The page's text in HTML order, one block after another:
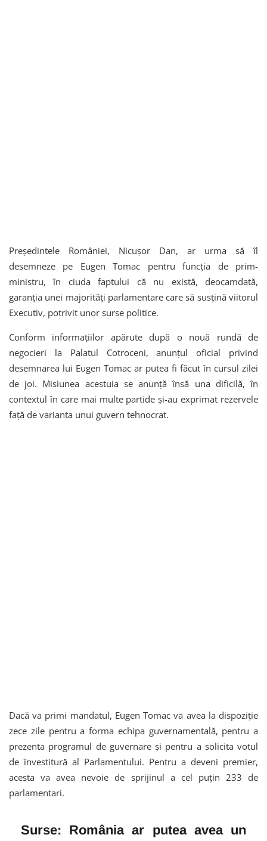
Președintele României, Nicușor Dan, ar urma să îl
desemneze pe Eugen Tomac pentru funcția de prim-
ministru, în ciuda faptului că nu există, deocamdată,
garanția unei majorități parlamentare care să susțină viitorul
Executiv, potrivit unor surse politice.
Conform informațiilor apărute după o nouă rundă de
negocieri la Palatul Cotroceni, anunțul oficial privind
desemnarea lui Eugen Tomac ar putea fi făcut în cursul zilei
de joi. Misiunea acestuia se anunță însă una dificilă, în
contextul în care mai multe partide și-au exprimat rezervele
față de varianta unui guvern tehnocrat.
Dacă va primi mandatul, Eugen Tomac va avea la dispoziție
zece zile pentru a forma echipa guvernamentală, pentru a
prezenta programul de guvernare și pentru a solicita votul
de învestitură al Parlamentului. Pentru a deveni premier,
acesta va avea nevoie de sprijinul a cel puțin 233 de
parlamentari.
Surse: România ar putea avea un